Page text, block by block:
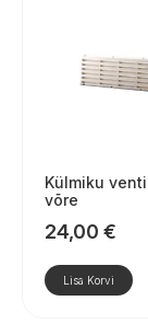
Külmiku
võre
24,00 €
Lisa Korvi